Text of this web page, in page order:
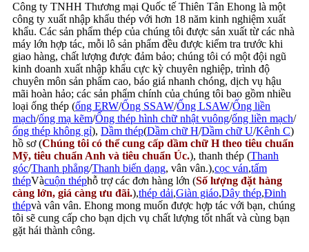
Công ty TNHH Thương mại Quốc tế Thiên Tân Ehong là một
công ty xuất nhập khẩu thép với hơn 18 năm kinh nghiệm xuất
khẩu. Các sản phẩm thép của chúng tôi được sản xuất từ ​​các nhà
máy lớn hợp tác, mỗi lô sản phẩm đều được kiểm tra trước khi
giao hàng, chất lượng được đảm bảo; chúng tôi có một đội ngũ
kinh doanh xuất nhập khẩu cực kỳ chuyên nghiệp, trình độ
chuyên môn sản phẩm cao, báo giá nhanh chóng, dịch vụ hậu
mãi hoàn hảo; các sản phẩm chính của chúng tôi bao gồm nhiều
loại ống thép (ống ERW/Ống SSAW/Ống LSAW/Ống liền
mạch/ống mạ kẽm/Ống thép hình chữ nhật vuông/ống liền mạch/
ống thép không gỉ), Dầm thép(Dầm chữ H/Dầm chữ U/Kênh C)
hồ sơ (Chúng tôi có thể cung cấp dầm chữ H theo tiêu chuẩn
Mỹ, tiêu chuẩn Anh và tiêu chuẩn Úc.), thanh thép (Thanh
góc/Thanh phẳng/Thanh biến dạng, vân vân.),cọc ván,tấm
thépVàcuộn théphỗ trợ các đơn hàng lớn (Số lượng đặt hàng
càng lớn, giá càng ưu đãi.),thép dải,Giàn giáo,Dây thép,Đinh
thépvà vân vân. Ehong mong muốn được hợp tác với bạn, chúng
tôi sẽ cung cấp cho bạn dịch vụ chất lượng tốt nhất và cùng bạn
gặt hái thành công.